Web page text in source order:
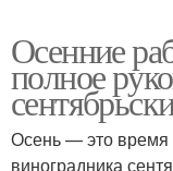
Осенние
полное
Осень — это время
виноградника